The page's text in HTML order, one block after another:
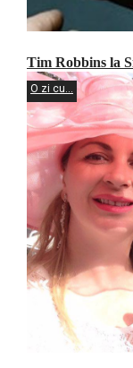
Tim Robbins la
O zi cu...